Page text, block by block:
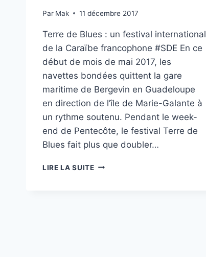
Par Mak 11 décembre 2017
Terre de Blues : un festival international
de la Caraïbe francophone #SDE En ce
début de mois de mai 2017, les
navettes bondées quittent la gare
maritime de Bergevin en Guadeloupe
en direction de l’île de Marie-Galante à
un rythme soutenu. Pendant le week-
end de Pentecôte, le festival Terre de
Blues fait plus que doubler…
LIRE LA SUITETERRE